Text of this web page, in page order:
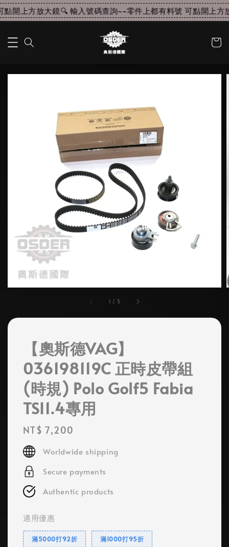
開上方放大鏡🔍 輸入號碼查詢~~零件上都有料號 可點開上方
1 / 5
【奧斯德VAG】
036198119C 正時皮帶組
(時規) Polo Golf5 Fabia
TSI1.4專用
Regular
price
NT$ 7,200
Worldwide shipping
Secure payments
Authentic products
適用優惠
滿5000打92折 滿1000打95折